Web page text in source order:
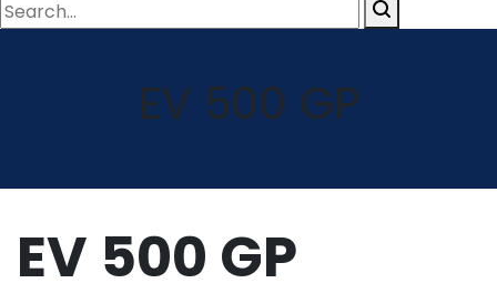
EV 500 GP
EV 500 GP